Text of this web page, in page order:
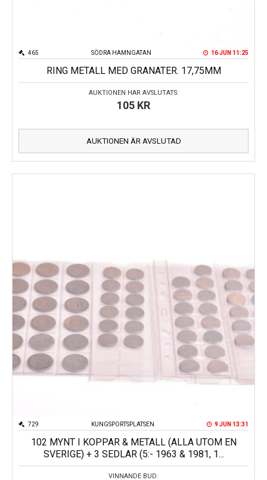
SÖDRA HAMNGATAN
465 16 JUN 11:25
RING METALL MED GRANATER. 17,75MM
AUKTIONEN HAR AVSLUTATS:
105 KR
AUKTIONEN ÄR AVSLUTAD
KUNGSPORTSPLATSEN
729 9 JUN 13:31
102 MYNT I KOPPAR & METALL (ALLA UTOM EN
SVERIGE) + 3 SEDLAR (5:- 1963 & 1981, 1...
VINNANDE BUD: